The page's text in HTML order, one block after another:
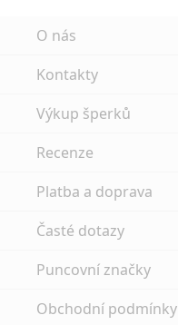
O nás
Kontakty
Výkup šperků
Recenze
Platba a doprava
Časté dotazy
Puncovní značky
Obchodní podmínky